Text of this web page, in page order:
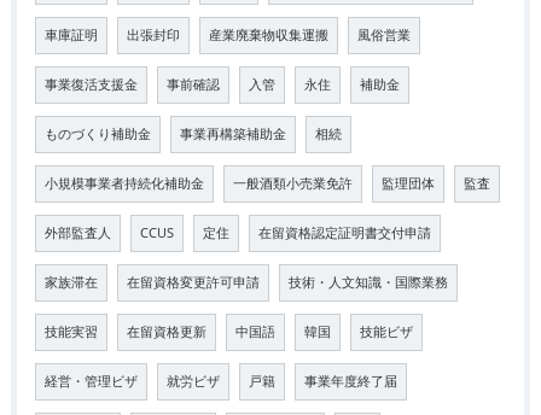
車庫証明 出張封印 産業廃棄物収集運搬 風俗営業
事業復活支援金 事前確認 入管 永住 補助金
ものづくり補助金 事業再構築補助金 相続
小規模事業者持続化補助金 一般酒類小売業免許 監理団体 監査
外部監査人 CCUS 定住 在留資格認定証明書交付申請
家族滞在 在留資格変更許可申請 技術・人文知識・国際業務
技能実習 在留資格更新 中国語 韓国 技能ビザ
経営・管理ビザ 就労ビザ 戸籍 事業年度終了届